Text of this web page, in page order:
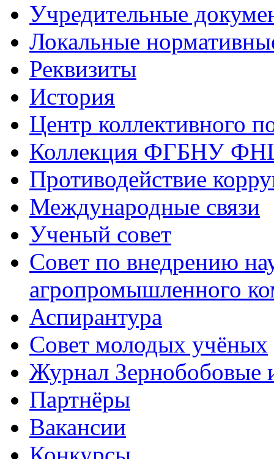
Учредительные
Локальные
Реквизиты
История
Центр коллективного
Коллекция ФГБНУ
Противодействие
Международные связи
Ученый совет
Совет по внедрению
агропромышленного
Аспирантура
Совет молодых учёных
Журнал Зернобобовые
Партнёры
Вакансии